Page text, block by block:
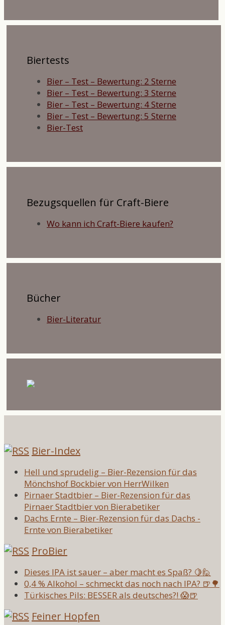
Biertests
Bier – Test – Bewertung: 2 Sterne
Bier – Test – Bewertung: 3 Sterne
Bier – Test – Bewertung: 4 Sterne
Bier – Test – Bewertung: 5 Sterne
Bier-Test
Bezugsquellen für Craft-Biere
Wo kann ich Craft-Biere kaufen?
Bücher
Bier-Literatur
Bier-Index
Hell und sprudelig – Bier-Rezension für das
Mönchshof Bockbier von HerrWilken
Pirnaer Stadtbier – Bier-Rezension für das
Pirnaer Stadtbier von Bierabetiker
Dachs Ernte – Bier-Rezension für das Dachs -
Ernte von Bierabetiker
ProBier
Dieses IPA ist sauer – aber macht es Spaß? 🍋🙋
0,4 % Alkohol – schmeckt das noch nach IPA? 🍺🌳
Türkisches Pils: BESSER als deutsches?! 😱🍺
Feiner Hopfen